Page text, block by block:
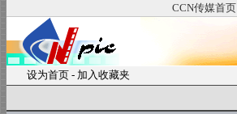
CCN传媒首页
设为首页 - 加入收藏夹